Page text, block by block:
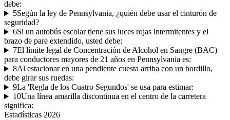
debe:
5Según la ley de Pennsylvania, ¿quién debe usar el cinturón de
seguridad?
6Si un autobús escolar tiene sus luces rojas intermitentes y el
brazo de pare extendido, usted debe:
7El límite legal de Concentración de Alcohol en Sangre (BAC)
para conductores mayores de 21 años en Pennsylvania es:
8Al estacionar en una pendiente cuesta arriba con un bordillo,
debe girar sus ruedas:
9La 'Regla de los Cuatro Segundos' se usa para estimar:
10Una línea amarilla discontinua en el centro de la carretera
significa:
Estadísticas 2026